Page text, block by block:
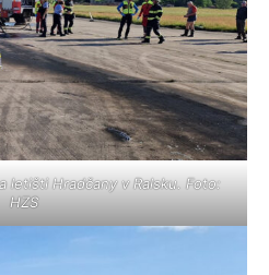
letišti Hradčany v Ralsku. Foto:
HZS